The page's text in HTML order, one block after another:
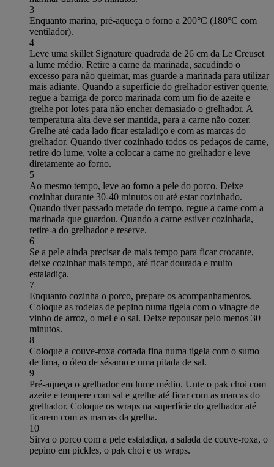
3
Enquanto marina, pré-aqueça o forno a 200°C (180°C com
ventilador).
4
Leve uma skillet Signature quadrada de 26 cm da Le Creuset
a lume médio. Retire a carne da marinada, sacudindo o
excesso para não queimar, mas guarde a marinada para utilizar
mais adiante. Quando a superfície do grelhador estiver quente,
regue a barriga de porco marinada com um fio de azeite e
grelhe por lotes para não encher demasiado o grelhador. A
temperatura alta deve ser mantida, para a carne não cozer.
Grelhe até cada lado ficar estaladiço e com as marcas do
grelhador. Quando tiver cozinhado todos os pedaços de carne,
retire do lume, volte a colocar a carne no grelhador e leve
diretamente ao forno.
5
Ao mesmo tempo, leve ao forno a pele do porco. Deixe
cozinhar durante 30-40 minutos ou até estar cozinhado.
Quando tiver passado metade do tempo, regue a carne com a
marinada que guardou. Quando a carne estiver cozinhada,
retire-a do grelhador e reserve.
6
Se a pele ainda precisar de mais tempo para ficar crocante,
deixe cozinhar mais tempo, até ficar dourada e muito
estaladiça.
7
Enquanto cozinha o porco, prepare os acompanhamentos.
Coloque as rodelas de pepino numa tigela com o vinagre de
vinho de arroz, o mel e o sal. Deixe repousar pelo menos 30
minutos.
8
Coloque a couve-roxa cortada fina numa tigela com o sumo
de lima, o óleo de sésamo e uma pitada de sal.
9
Pré-aqueça o grelhador em lume médio. Unte o pak choi com
azeite e tempere com sal e grelhe até ficar com as marcas do
grelhador. Coloque os wraps na superfície do grelhador até
ficarem com as marcas da grelha.
10
Sirva o porco com a pele estaladiça, a salada de couve-roxa, o
pepino em pickles, o pak choi e os wraps.